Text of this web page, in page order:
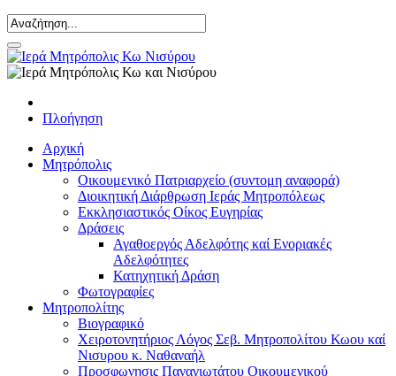
Πλοήγηση
Αρχική
Μητρόπολις
Οικουμενικό Πατριαρχείο (συντομη αναφορά)
Διοικητική Διάρθρωση Ιεράς Μητροπόλεως
Εκκλησιαστικός Οίκος Ευγηρίας
Δράσεις
Αγαθοεργός Αδελφότης καί Ενοριακές
Αδελφότητες
Κατηχητική Δράση
Φωτογραφίες
Μητροπολίτης
Βιογραφικό
Χειροτονητήριος Λόγος Σεβ. Μητροπολίτου Κωου καί
Νισυρου κ. Ναθαναήλ
Προσφωνησις Παναγιωτάτου Οικουμενικού